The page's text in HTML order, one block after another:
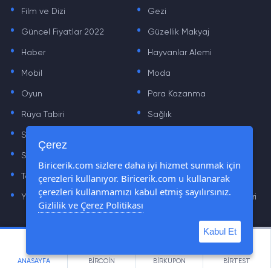
ANASAYFA BİRCOİN BİRKUPON BİRTEST
Film ve Dizi Gezi
. Güncel Fiyatlar 2022 . Güzellik Makyaj
. Haber . Hayvanlar Alemi
. Mobil . Moda
. Oyun . Para Kazanma
. Rüya Tabiri . Sağlık
. Sinema .
. Sözler
. Teknoloji Haberleri . Yaşam
. Yazılım Haberleri . Yiyecek Önerileri ve Tarifleri
Çerez
Biricerik.com sizlere daha iyi hizmet sunmak için
çerezleri kullanıyor. Biricerik.com u kullanarak
çerezleri kullanmamızı kabul etmiş sayılırsınız.
Gizlilik ve Çerez Politikası
Kabul Et